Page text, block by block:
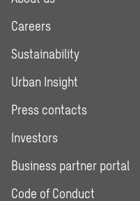
Careers
Sustainability
Urban Insight
Press contacts
Investors
Business partner portal
Code of Conduct